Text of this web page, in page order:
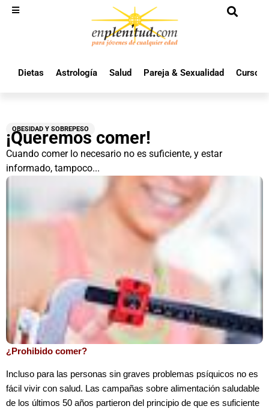
Dietas Astrología Salud Pareja & Sexualidad Cursos
OBESIDAD Y SOBREPESO
¡Queremos comer!
Cuando comer lo necesario no es suficiente, y estar
informado, tampoco...
¿Prohibido comer?
Incluso para las personas sin graves problemas psíquicos no es
fácil vivir con salud. Las campañas sobre alimentación saludable
de los últimos 50 años partieron del principio de que es suficiente